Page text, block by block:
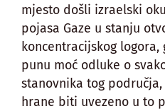
mjesto došli izraelski
pojasa Gaze u stanju
koncentracijskog
punu moć odluke o
stanovnika tog
hrane biti uvezeno u to